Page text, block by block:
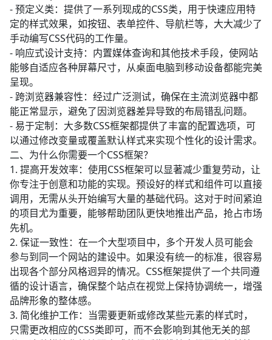
- 预定义类：提供了一系列现成的CSS类，用于快速应用特
定的样式效果，如按钮、表单控件、导航栏等，大大减少了
手动编写CSS代码的工作量。
- 响应式设计支持：内置媒体查询和其他技术手段，使网站
能够自适应各种屏幕尺寸，从桌面电脑到移动设备都能完美
呈现。
- 跨浏览器兼容性：经过广泛测试，确保在主流浏览器中都
能正常显示，避免了因浏览器差异导致的布局错乱问题。
- 易于定制：大多数CSS框架都提供了丰富的配置选项，可
以通过修改变量或覆盖默认样式来实现个性化的设计需求。
二、为什么你需要一个CSS框架？
1. 提高开发效率：使用CSS框架可以显著减少重复劳动，让
你专注于创意和功能的实现。预设好的样式和组件可以直接
调用，无需从头开始编写大量的基础代码。这对于时间紧迫
的项目尤为重要，能够帮助团队更快地推出产品，抢占市场
先机。
2. 保证一致性：在一个大型项目中，多个开发人员可能会
参与到同一个网站的建设中。如果没有统一的标准，很容易
出现各个部分风格迥异的情况。CSS框架提供了一个共同遵
循的设计语言，确保整个站点在视觉上保持协调统一，增强
品牌形象的整体感。
3. 简化维护工作：当需要更新或修改某些元素的样式时，
只需更改相应的CSS类即可，而不会影响到其他无关的部